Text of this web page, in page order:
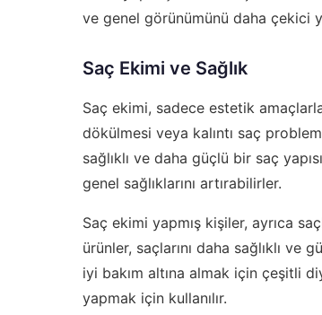
ve genel görünümünü daha çekici
Saç Ekimi ve Sağlık
Saç ekimi, sadece estetik
dökülmesi veya kalıntı saç
sağlıklı ve daha güçlü bir saç
genel sağlıklarını artırabilirler.
Saç ekimi yapmış kişiler, ayrıca
ürünler, saçlarını daha sağlıklı ve
iyi bakım altına almak için çeşitli
yapmak için kullanılır.